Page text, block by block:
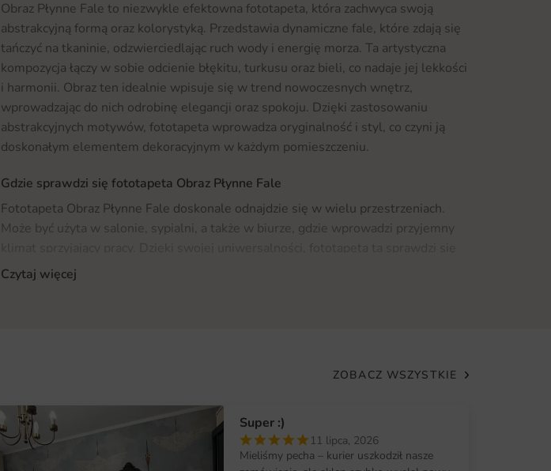
Obraz Płynne Fale to niezwykle efektowna fototapeta, która zachwyca swoją
abstrakcyjną formą oraz kolorystyką. Przedstawia dynamiczne fale, które zdają się
tańczyć na tkaninie, odzwierciedlając ruch wody i energię morza. Ta artystyczna
kompozycja łączy w sobie odcienie błękitu, turkusu oraz bieli, co nadaje jej lekkości
i harmonii. Obraz ten idealnie wpisuje się w trend nowoczesnych wnętrz,
wprowadzając do nich odrobinę elegancji oraz spokoju. Dzięki zastosowaniu
abstrakcyjnych motywów, fototapeta wprowadza oryginalność i styl, co czyni ją
doskonałym elementem dekoracyjnym w każdym pomieszczeniu.
Gdzie sprawdzi się fototapeta Obraz Płynne Fale
Fototapeta Obraz Płynne Fale doskonale odnajdzie się w wielu przestrzeniach.
Może być użyta w salonie, sypialni, a także w biurze, gdzie wprowadzi przyjemny
zarówno w nowoczesnych, minimalistycznych wnętrzach, jak i w bardziej
Fototapeta Obraz Płynne Fale wykonana jest z wysokiej jakości materiałów, które
zapewniają jej trwałość i estetyczny wygląd. Drukowany na odpornym na wilgoć
podłożu, jest idealnym rozwiązaniem do pomieszczeń, gdzie występuje większa
wilgotność, jak łazienki czy kuchnie. Technologia druku cyfrowego gwarantuje
Czytaj więcej
ZOBACZ WSZYSTKIE
Super :)
11 lipca, 2026
Mieliśmy pecha – kurier uszkodził nasze